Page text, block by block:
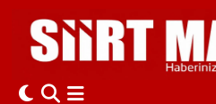
GÜNDEM
Siirt Nöbetçi Eczaneler